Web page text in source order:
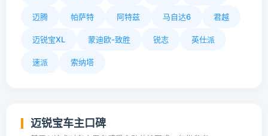
迈腾 帕萨特 阿特兹 马自达6 君越
迈锐宝XL 蒙迪欧-致胜 锐志 英仕派
速派 索纳塔
迈锐宝车主口碑